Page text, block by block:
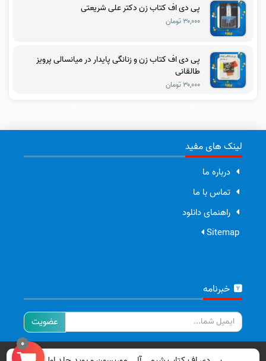
پی دی اف کتاب زن دکتر علی شریعتی
۳۰,۰۰۰ تومان
پی دی اف کتاب زن و زنانگی پایدار در میانسالی پرویز
طالقانی
۳۰,۰۰۰ تومان
لینک های مفید
درباره ما
تماس با ما
راهنمای دانلود
Sitemap
خبرنامه
ایمیل
تمامی حقوق برای سایت ما محفوظ است.
0